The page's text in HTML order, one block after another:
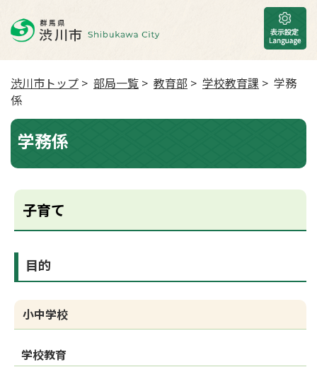
渋川市トップ > 部局一覧 > 教育部 > 学校教育課 > 学務
係
学務係
子育て
目的
小中学校
学校教育